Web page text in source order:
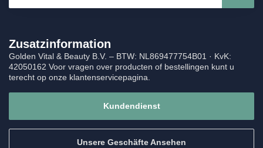
Zusatzinformation
Golden Vital & Beauty B.V. – BTW: NL869477754B01 · KvK:
42050162 Voor vragen over producten of bestellingen kunt u
terecht op onze klantenservicepagina.
Kundendienst
Unsere Geschäfte Ansehen